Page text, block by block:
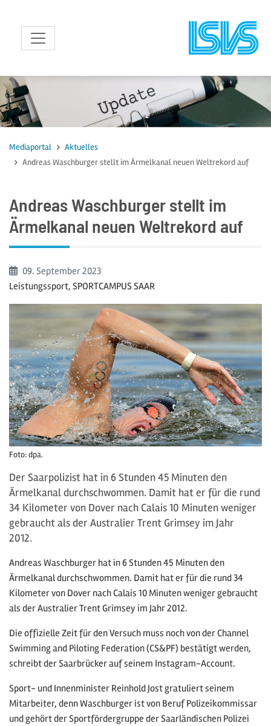
zum Inhalt
Mediaportal
Aktuelles
Andreas Waschburger stellt im Ärmelkanal neuen Weltrekord auf
Andreas Waschburger stellt im
Ärmelkanal neuen Weltrekord auf
Beginn:
09. September2023
Leistungssport, SPORTCAMPUS SAAR
Der Saarpolizist hat in 6 Stunden 45 Minuten den
Ärmelkanal durchschwommen. Damit hat er für die rund
34 Kilometer von Dover nach Calais 10 Minuten weniger
gebraucht als der Australier Trent Grimsey im Jahr
2012.
Andreas Waschburger hat in 6 Stunden 45 Minuten den
Ärmelkanal durchschwommen. Damit hat er für die rund 34
Kilometer von Dover nach Calais 10 Minuten weniger gebraucht
als der Australier Trent Grimsey im Jahr 2012.
Die offizielle Zeit für den Versuch muss noch von der Channel
Swimming and Piloting Federation (CS&PF) bestätigt werden,
schreibt der Saarbrücker auf seinem Instagram-Account.
Sport- und Innenminister Reinhold Jost gratuliert seinem
Mitarbeiter, denn Waschburger ist von Beruf Polizeikommissar
und gehört der Sportfördergruppe der Saarländischen Polizei
Foto: dpa.